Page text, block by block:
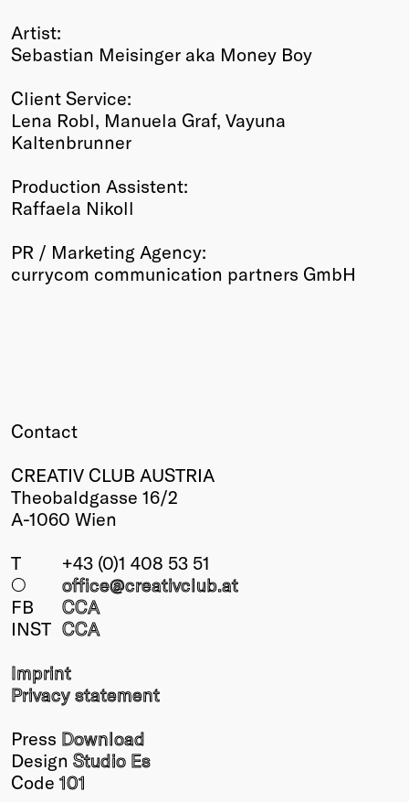
Artist:
Sebastian Meisinger aka Money Boy
Client Service:
Lena Robl, Manuela Graf, Vayuna
Kaltenbrunner
Production Assistent:
Raffaela Nikoll
PR / Marketing Agency:
currycom communication partners GmbH
Contact
CREATIV CLUB AUSTRIA
Theobaldgasse 16/2
A-1060 Wien
T
+43 (0)1 408 53 51
○
office@creativclub.at
FB
CCA
INST CCA
Imprint
Privacy statement
Press Download
Design Studio Es
Code 101